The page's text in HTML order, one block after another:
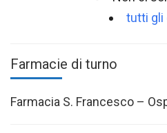
tutti gli
Farmacie di turno
Farmacia S. Francesco –